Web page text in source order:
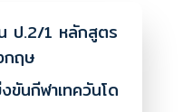
ป.2/1 หลักสูตร
กฤษ
ขันกีฬาเทควันโด